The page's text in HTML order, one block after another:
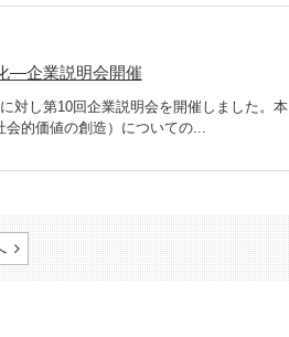
―企業説明会開催
対し第10回企業説明会を開催しました。本
的価値の創造）についての...